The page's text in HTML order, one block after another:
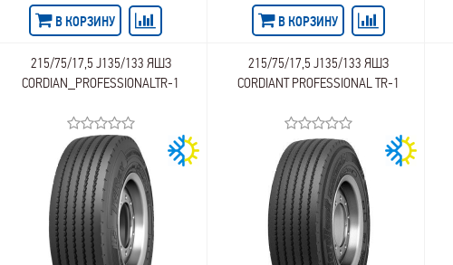
В КОРЗИНУ В КОРЗИНУ
215/75/17,5 J135/133 ЯШЗ
CORDIAN_PROFESSIONALTR-1
215/75/17,5 J135/133 ЯШЗ
CORDIANT PROFESSIONAL TR-1